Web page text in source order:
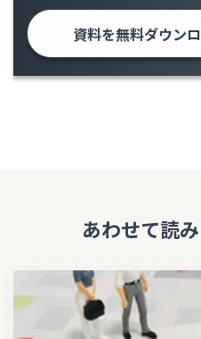
資料を無料ダウン
あわせて読